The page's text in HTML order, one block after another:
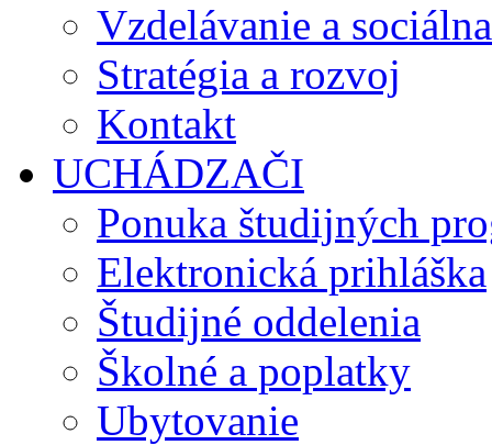
Vzdelávanie a
Stratégia a rozvoj
Kontakt
UCHÁDZAČI
Ponuka študijných
Elektronická prihláška
Študijné oddelenia
Školné a poplatky
Ubytovanie